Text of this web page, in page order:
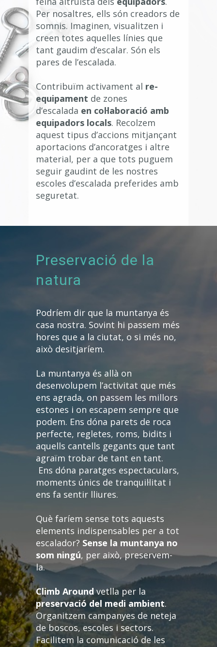
Per nosaltres, ells són creadors de
somnis. Imaginen, visualitzen i
creen totes aquelles línies que
tant gaudim d’escalar. Són els
pares de l’escalada.
Contribuïm activament al re-
equipament de zones
d’escalada en col·laboració amb
equipadors locals. Recolzem
aquest tipus d’accions mitjançant
aportacions d’ancoratges i altre
material, per a que tots puguem
seguir gaudint de les nostres
escoles d’escalada preferides amb
seguretat.
Preservació de la
natura
Podríem dir que la muntanya és
casa nostra. Sovint hi passem més
hores que a la ciutat, o si més no,
això desitjaríem.
La muntanya és allà on
desenvolupem l’activitat que més
ens agrada, on passem les millors
estones i on escapem sempre que
podem. Ens dóna parets de roca
perfecte, regletes, roms, bidits i
aquells cantells gegants que tant
agraïm trobar de tant en tant.
Ens dóna paratges espectaculars,
moments únics de tranquil·litat i
ens fa sentir lliures.
Què faríem sense tots aquests
elements indispensables per a tot
escalador? Sense la muntanya no
som ningú, per això, preservem-
la.
Climb Aroundvetlla per la
preservació del medi ambient.
Organitzem campanyes de neteja
de boscos, escoles i sectors.
Facilitem la comunicació de les